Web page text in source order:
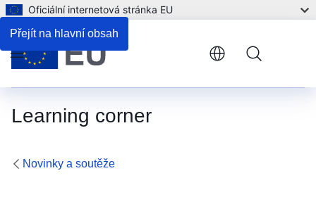
Přejít na hlavní obsah
Oficiální internetová stránka EU
Learning corner
Menu
Novinky a soutěže